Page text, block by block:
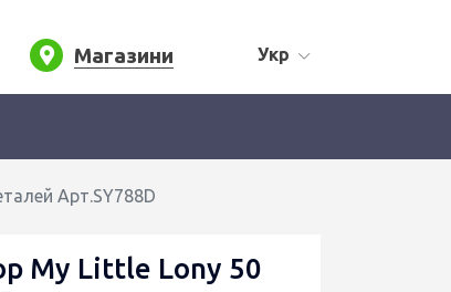
Магазини Укр
Арт.SY788D
My Little Lony 50